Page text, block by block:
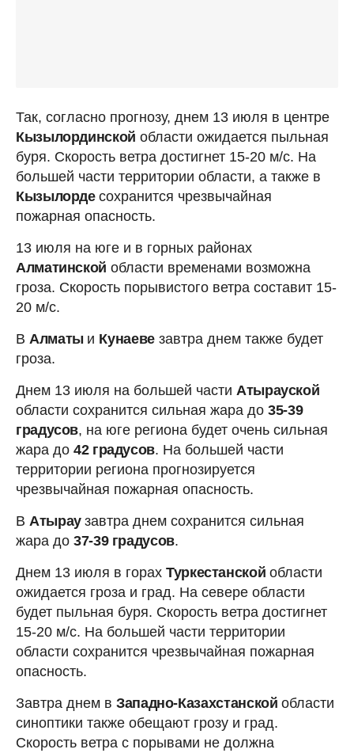
Так, согласно прогнозу, днем 13 июля в центре
Кызылординской области ожидается пыльная
буря. Скорость ветра достигнет 15-20 м/с. На
большей части территории области, а также в
Кызылордесохранится чрезвычайная
пожарная опасность.
13 июля на юге и в горных районах
Алматинской области временами возможна
гроза. Скорость порывистого ветра составит 15-
20 м/с.
В Алматы и Кунаеве завтра днем также будет
гроза.
Днем 13 июля на большей части Атырауской
области сохранится сильная жара до 35-39
градусов, на юге региона будет очень сильная
жара до 42 градусов. На большей части
территории региона прогнозируется
чрезвычайная пожарная опасность.
В Атыраузавтра днем сохранится сильная
жара до 37-39 градусов.
Днем 13 июля в горах Туркестанской области
ожидается гроза и град. На севере области
будет пыльная буря. Скорость ветра достигнет
15-20 м/с. На большей части территории
области сохранится чрезвычайная пожарная
опасность.
Завтра днем в Западно-Казахстанскойобласти
синоптики также обещают грозу и град.
Скорость ветра с порывами не должна